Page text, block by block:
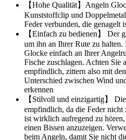
【Hohe Qualität】Angeln
Kunststoffclip und
Feder verbunden, die genagelt
【Einfach zu bedienen】 Der
um ihn an Ihrer Rute zu
Glocke einfach an Ihrer
Fische zuschlagen. Achten Sie
empfindlich, zittern also mit
Unterschied zwischen Wind
erkennen
【Stilvoll und einzigartig】
empfindlich, da die Feder nicht
ist wirklich aufregend zu
einen Bissen anzuzeigen.
beim Angeln, damit Sie nicht